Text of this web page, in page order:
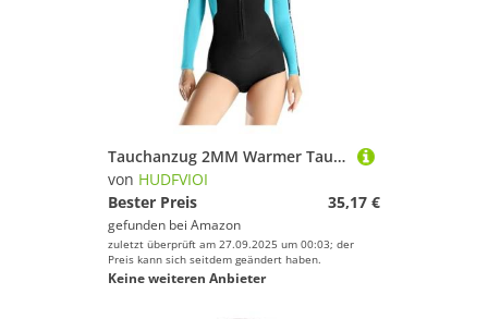
Tauchanzug 2MM Warmer Taucheranzug Damen Jumpsuit Langarmshorts, Schnorchelanzug Kältebeständiger Surf- Und Schwimm-Tauchanzug(Blue,L)
von HUDFVIOI
Bester Preis
35,17 €
gefunden bei Amazon
zuletzt überprüft am 27.09.2025 um 00:03; der
Preis kann sich seitdem geändert haben.
Keine weiteren Anbieter